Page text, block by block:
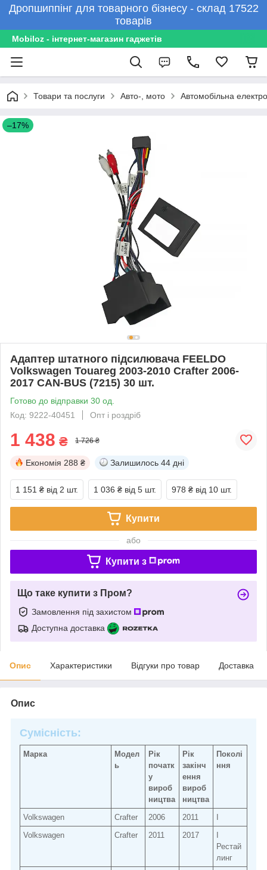
Дропшиппінг для товарного бізнесу - склад 17522
товарів
Mobiloz - інтернет-магазин гаджетів
Товари та послуги Авто-, мото Автомобільна
–17%
Адаптер штатного підсилювача FEELDO
Volkswagen Touareg 2003-2010 Crafter 2006-
2017 CAN-BUS (7215) 30 шт.
Готово до відправки 30 од.
Код: 9222-40451
Опт і роздріб
1 438 ₴ 1 726 ₴
Економія 288 ₴ Залишилось 44 дні
1 151 ₴ від 2 шт. 1 036 ₴ від 5 шт. 978 ₴ від 10 шт.
Купити
або
Купити з
Що таке купити з Пром?
Замовлення під захистом
Доступна доставка
Опис Характеристики Відгуки про товар Доставка
Опис
Сумісність:
Марка
Модел
ь
Рік
початк
у
вироб
ництва
Рік
закінч
ення
вироб
ництва
Поколі
ння
Volkswagen Crafter 2006 2011
Volkswagen
Crafter 2011 2017
Рестай
линг